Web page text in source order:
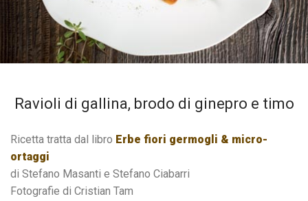
Ravioli di gallina, brodo di ginepro e timo
Ricetta tratta dal libro Erbe fiori germogli & micro-
ortaggi
di Stefano Masanti e Stefano Ciabarri
Fotografie di Cristian Tam